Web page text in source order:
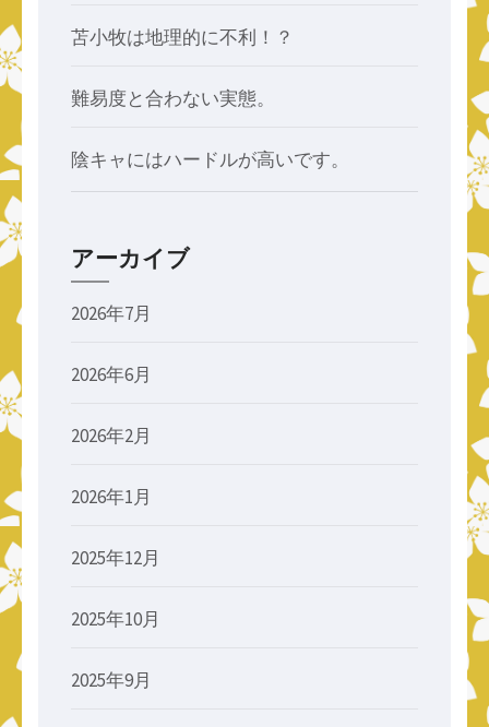
苫小牧は地理的に不利！？
難易度と合わない実態。
陰キャにはハードルが高いです。
アーカイブ
2026年7月
2026年6月
2026年2月
2026年1月
2025年12月
2025年10月
2025年9月